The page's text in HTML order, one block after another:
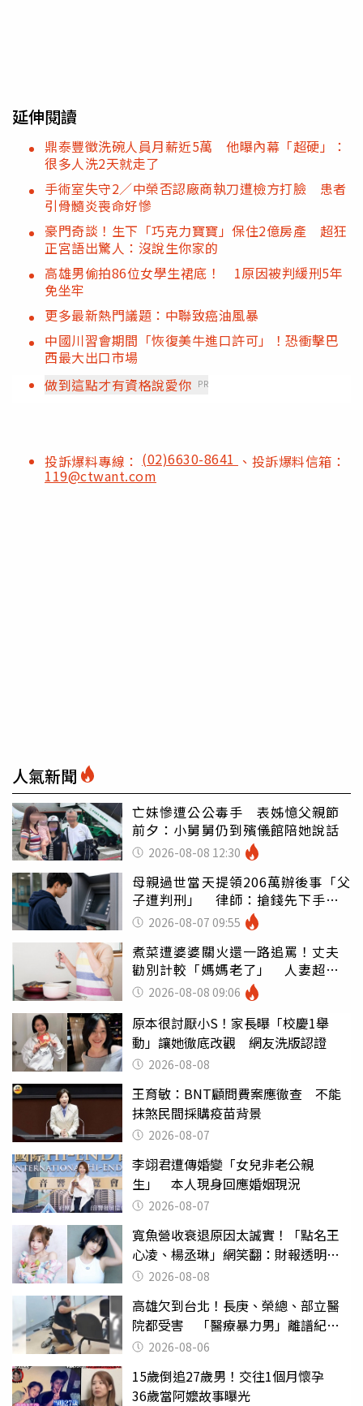
延伸閱讀
鼎泰豐徵洗碗人員月薪近5萬 他曝內幕「超硬」：
很多人洗2天就走了
手術室失守2／中榮否認廠商執刀遭檢方打臉 患者
引骨髓炎喪命好慘
豪門奇談！生下「巧克力寶寶」保住2億房產 超狂
正宮語出驚人：沒說生你家的
高雄男偷拍86位女學生裙底！ 1原因被判緩刑5年
免坐牢
更多最新熱門議題：中聯致癌油風暴
中國川習會期間「恢復美牛進口許可」！恐衝擊巴
西最大出口市場
做到這點才有資格說愛你 PR
投訴爆料專線： (02)6630-8641 、投訴爆料信箱：
119@ctwant.com
人氣新聞
亡妹慘遭公公毒手 表姊憶父親節
前夕：小舅舅仍到殯儀館陪她說話
2026-08-08 12:30
母親過世當天提領206萬辦後事「父
子遭判刑」 律師：搶錢先下手是
罪 2026-08-07 09:55
煮菜遭婆婆關火還一路追罵！丈夫
勸別計較「媽媽老了」 人妻超崩
潰：我像台傭
2026-08-08 09:06
原本很討厭小S！家長曝「校慶1舉
動」讓她徹底改觀 網友洗版認證
2026-08-08
王育敏：BNT顧問費案應徹查 不能
抹煞民間採購疫苗背景
2026-08-07
李翊君遭傳婚變「女兒非老公親
生」 本人現身回應婚姻現況
2026-08-07
寬魚營收衰退原因太誠實！「點名王
心凌、楊丞琳」網笑翻：財報透明度
滿分2026-08-08
高雄欠到台北！長庚、榮總、部立醫
院都受害 「醫療暴力男」離譜紀錄
曝光2026-08-06
15歲倒追27歲男！交往1個月懷孕
36歲當阿嬤故事曝光